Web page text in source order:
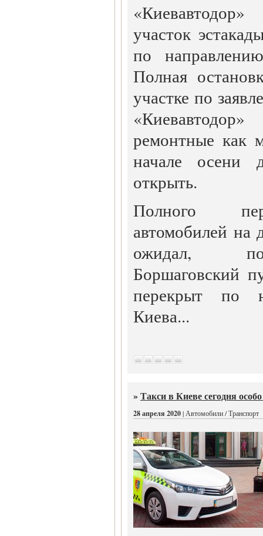
участок
по
Полная
участке по
ремонтные как
начале осени
открыть.
Полного
автомобилей на
ожидал,
Боршаговский
перекрыт по
Киева...
»Такси в Киеве сегодня
28 апреля 2020| Автомобили / Транспорт